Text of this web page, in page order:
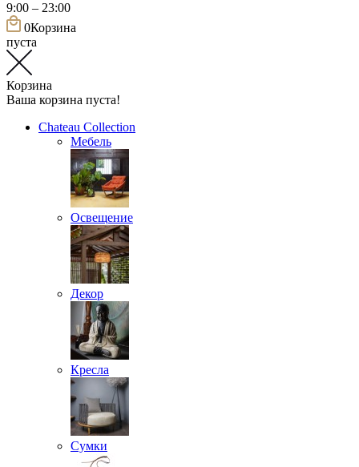
9:00 – 23:00
0Корзина
пуста
Корзина
Ваша корзина пуста!
Chateau Collection
Мебель
Освещение
Декор
Кресла
Сумки